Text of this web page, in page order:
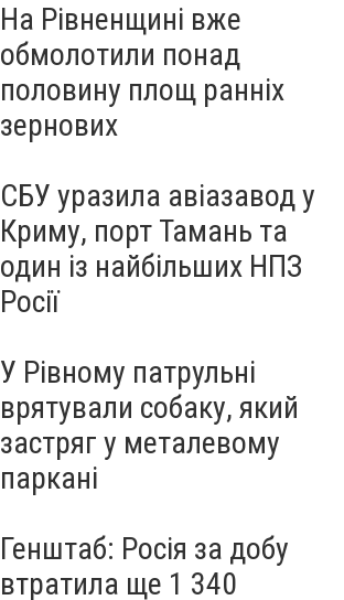
На Рівненщині вже
обмолотили понад
половину площ ранніх
зернових
СБУ уразила авіазавод у
Криму, порт Тамань та
один із найбільших НПЗ
Росії
У Рівному патрульні
врятували собаку, який
застряг у металевому
паркані
Генштаб: Росія за добу
втратила ще 1 340